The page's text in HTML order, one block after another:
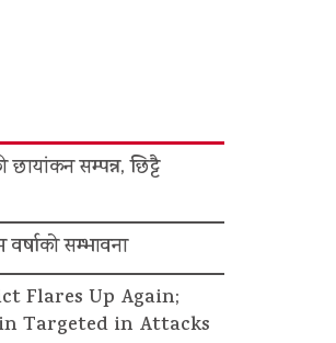
छायांकन सम्पन्न, छिट्टै
सम्भावना
Flares Up Again;
Targeted in Attacks